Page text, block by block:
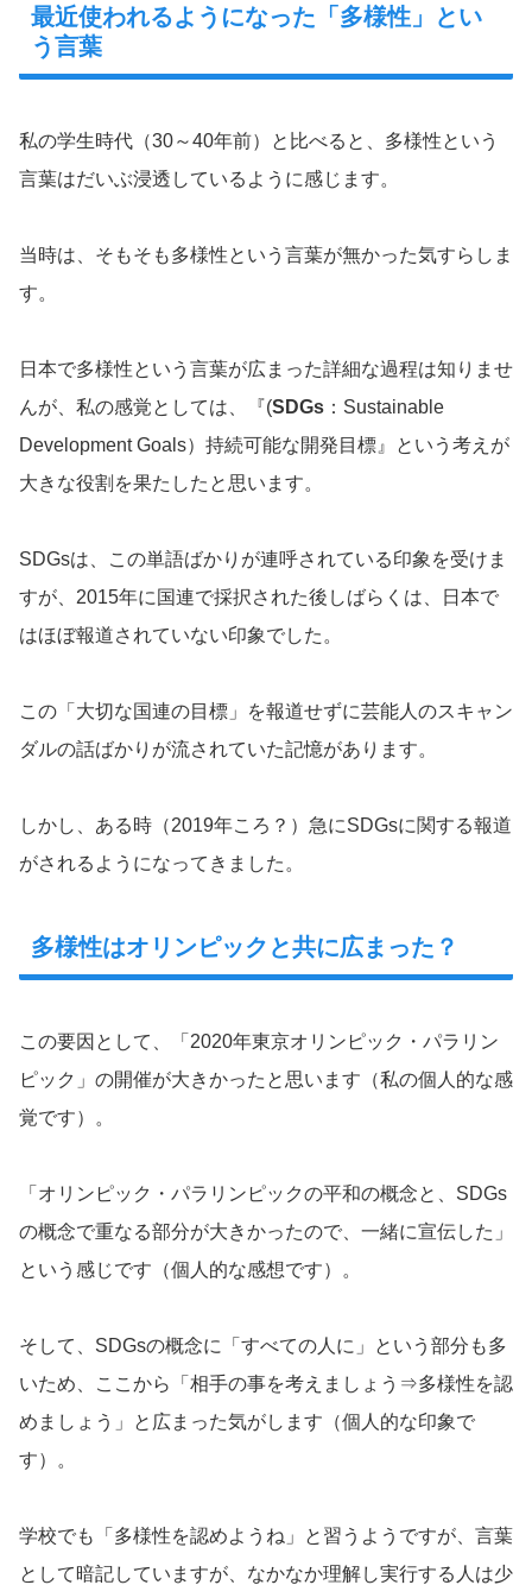
最近使われるようになった「多様性」とい
う言葉
私の学生時代（30～40年前）と比べると、多様性という
言葉はだいぶ浸透しているように感じます。
当時は、そもそも多様性という言葉が無かった気すらしま
す。
日本で多様性という言葉が広まった詳細な過程は知りませ
んが、私の感覚としては、『(SDGs ：Sustainable
Development Goals）持続可能な開発目標』という考えが
大きな役割を果たしたと思います。
SDGsは、この単語ばかりが連呼されている印象を受けま
すが、2015年に国連で採択された後しばらくは、日本で
はほぼ報道されていない印象でした。
この「大切な国連の目標」を報道せずに芸能人のスキャン
ダルの話ばかりが流されていた記憶があります。
しかし、ある時（2019年ころ？）急にSDGsに関する報道
がされるようになってきました。
多様性はオリンピックと共に広まった？
この要因として、「2020年東京オリンピック・パラリン
ピック」の開催が大きかったと思います（私の個人的な感
覚です）。
「オリンピック・パラリンピックの平和の概念と、SDGs
の概念で重なる部分が大きかったので、一緒に宣伝した」
という感じです（個人的な感想です）。
そして、SDGsの概念に「すべての人に」という部分も多
いため、ここから「相手の事を考えましょう⇒多様性を認
めましょう」と広まった気がします（個人的な印象で
す）。
学校でも「多様性を認めようね」と習うようですが、言葉
として暗記していますが、なかなか理解し実行する人は少